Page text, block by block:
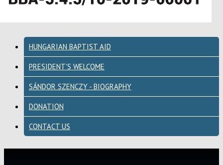
HUNGARIAN BAPTIST AID
PRESIDENT'S WELCOME
SÁNDOR SZENCZY - BIOGRAPHY
DONATION
CONTACT US